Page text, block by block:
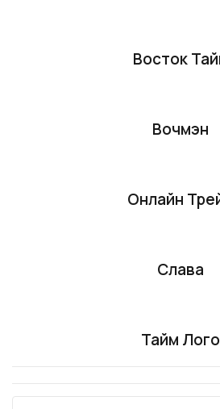
Восток
Вочмэн
Онлайн
Слава
Тайм Лого